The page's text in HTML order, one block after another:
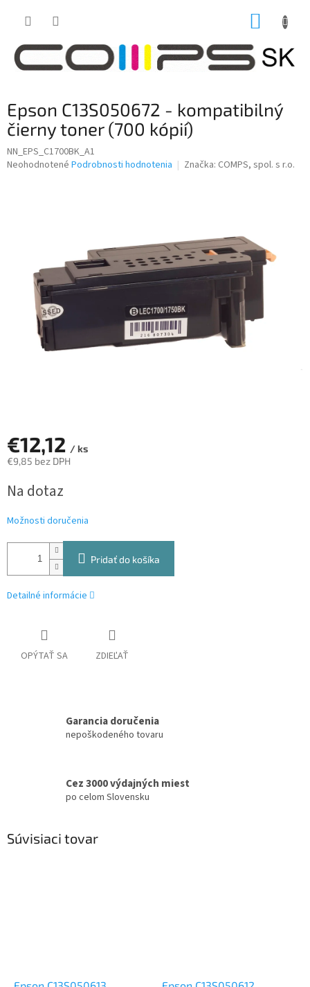
Epson C13S050672 - kompatibilný
čierny toner (700 kópií)
NN_EPS_C1700BK_A1
Priemerné
Neohodnotené Podrobnosti hodnotenia Značka: COMPS, spol. s r.o.
€12,12 / ks
€9,85 bez DPH
cena:
Na dotaz
Možnosti doručenia
Pridať do košíka
Detailné informácie
OPÝTAŤ SA ZDIEĽAŤ
Garancia doručenia
nepoškodeného tovaru
Cez 3000 výdajných miest
po celom Slovensku
Súvisiaci tovar